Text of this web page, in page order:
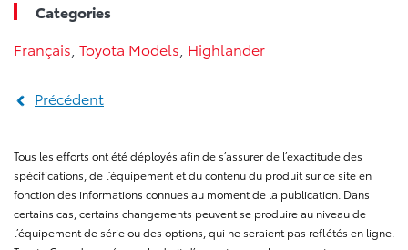
Categories
Français Toyota Models Highlander
Précédent
Tous les efforts ont été déployés afin de s’assurer de l’exactitude des
spécifications, de l’équipement et du contenu du produit sur ce site en
fonction des informations connues au moment de la publication. Dans
certains cas, certains changements peuvent se produire au niveau de
l’équipement de série ou des options, qui ne seraient pas reflétés en ligne.